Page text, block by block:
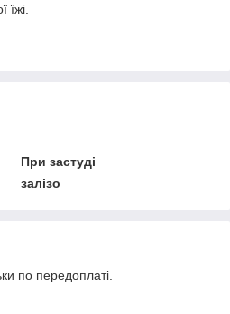
їжі.
При застуді
залізо
по передоплаті.